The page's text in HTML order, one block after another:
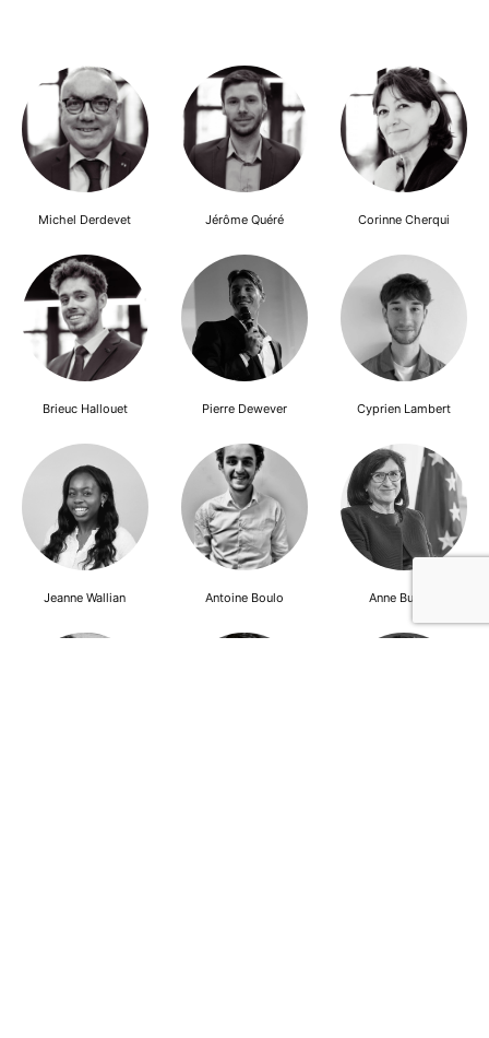
Michel Derdevet Jérôme Quéré Corinne Cherqui
Brieuc Hallouet Pierre Dewever Cyprien Lambert
Jeanne Wallian Antoine Boulo Anne Bucher